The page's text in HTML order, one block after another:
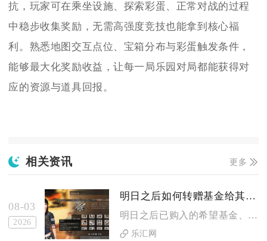
抗，玩家可在乘坐设施、探索彩蛋、正常对战的过程
中稳步收集奖励，无需高强度竞技也能拿到核心福
利。熟悉地图交互点位、宝箱分布与彩蛋触发条件，
能够最大化奖励收益，让每一局乐园对局都能获得对
应的资源与道具回报。
相关资讯 更多
08-03
2026
明日之后如何转赠基金给其他人
明日之后已购入的希望基金、曙光基金本体无法直接转赠他人，仅能...
乐汇网